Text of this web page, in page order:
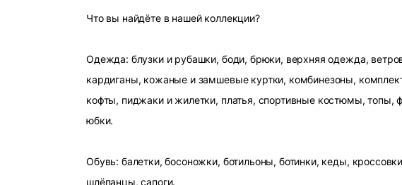
Что вы найдёте в нашей коллекции?
Одежда: блузки и рубашки, боди, брюки, верхняя одежда,
кардиганы, кожаные и замшевые куртки, комбинезоны,
кофты, пиджаки и жилетки, платья, спортивные костюмы, топы,
юбки.
Обувь: балетки, босоножки, ботильоны, ботинки, кеды,
шлёпанцы, сапоги.